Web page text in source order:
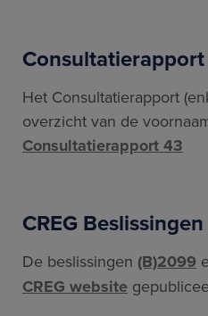
Consultatierapport
Het Consultatierapport
overzicht van de
Consultatierapport 43
CREG Beslissingen
De beslissingen (B)2099
CREG website